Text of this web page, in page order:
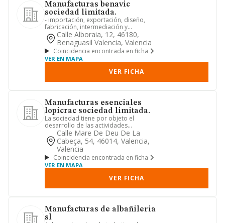
Manufacturas benavic
sociedad limitada.
- importación, exportación, diseño,
fabricación, intermediación y
comercialización al por menor y m...
Calle Alboraia, 12, 46180,
Benaguasil Valencia, Valencia
Coincidencia encontrada en ficha
VER EN MAPA
VER FICHA
Manufacturas esenciales
lopicrac sociedad limitada.
La sociedad tiene por objeto el
desarrollo de las actividades
correspondientes a los siguientes
cód...
Calle Mare De Deu De La
Cabeça, 54, 46014, Valencia,
Valencia
Coincidencia encontrada en ficha
VER EN MAPA
VER FICHA
Manufacturas de albañileria
sl